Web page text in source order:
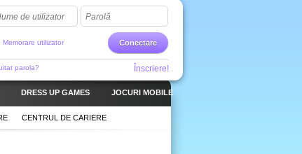
de utilizator Parolă
Conectare
Memorare utilizator
parola? Înscriere!
DRESS UP GAMES JOCURI MOBILE
CENTRUL DE CARIERE